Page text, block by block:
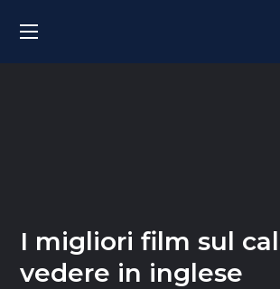
I migliori film sul
vedere in inglese